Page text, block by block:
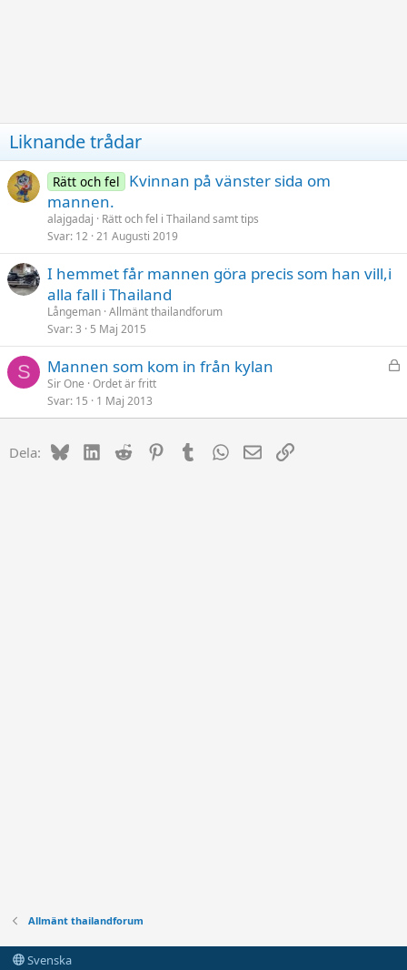
Liknande trådar
Rätt och fel
Kvinnan på vänster sida om
mannen.
alajgadaj
Rätt och fel i Thailand samt tips
Svar 12 21 Augusti 2019
I hemmet får mannen göra precis som han vill,i
alla fall i Thailand
Långeman Allmänt thailandforum
Svar 3 5 Maj 2015
S
L
t
Mannen som kom in från kylan
Sir One Ordet är fritt
Svar 15 1 Maj 2013
Dela: BlueskyLinkedIn
Reddit PinterestTumblrWhatsApp
E-postLänk
Allmänt thailandforum
Svenska